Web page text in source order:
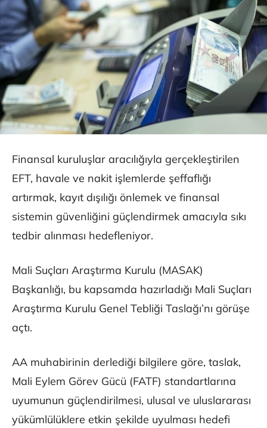
Finansal kuruluşlar aracılığıyla gerçekleştirilen
EFT, havale ve nakit işlemlerde şeffaflığı
artırmak, kayıt dışılığı önlemek ve finansal
sistemin güvenliğini güçlendirmek amacıyla sıkı
tedbir alınması hedefleniyor.
Mali Suçları Araştırma Kurulu (MASAK)
Başkanlığı, bu kapsamda hazırladığı Mali Suçları
Araştırma Kurulu Genel Tebliği Taslağı’nı görüşe
açtı.
AA muhabirinin derlediği bilgilere göre, taslak,
Mali Eylem Görev Gücü (FATF) standartlarına
uyumunun güçlendirilmesi, ulusal ve uluslararası
yükümlülüklere etkin şekilde uyulması hedefi